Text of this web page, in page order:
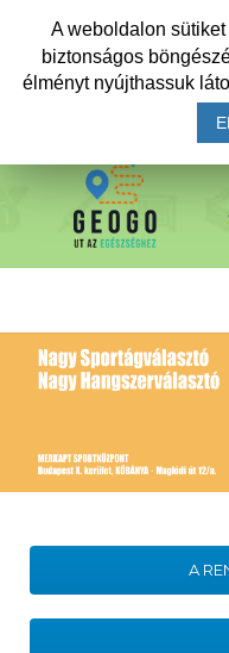
A
A weboldalon
biztonságos
élményt nyújthassuk